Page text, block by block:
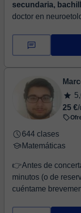
secundaria,
doctor en
de experiencia en
25 €/
644 clases
Matemáticas
👉Antes de
minutos (o de
cuéntame brevemente